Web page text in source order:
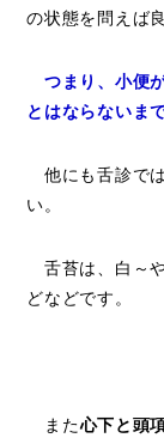
の状態を問えば
つまり、小便
とはならないま
他にも舌診で
い。
舌苔は、白～
どなどです。
また心下と頭